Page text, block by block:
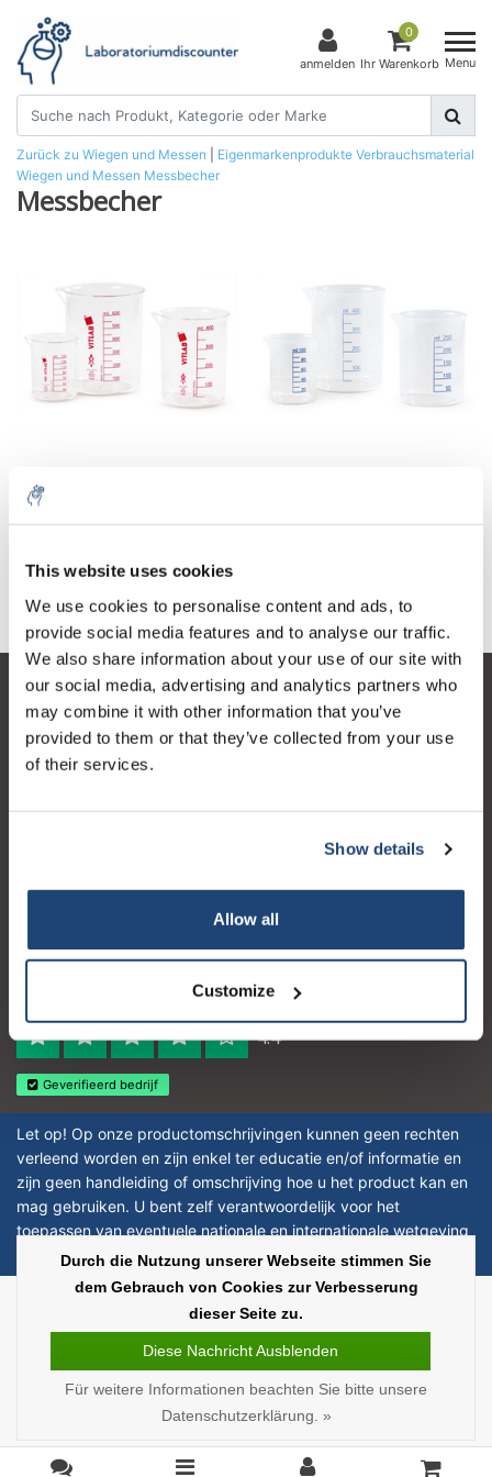
This website uses cookies
We use cookies to personalise content and ads, to
provide social media features and to analyse our traffic.
We also share information about your use of our site with
our social media, advertising and analytics partners who
may combine it with other information that you’ve
provided to them or that they’ve collected from your use
of their services.
Show details
Allow all
Customize
anmelden
0
Ihr Warenkorb Menu
Zurück zu Wiegen und Messen Eigenmarkenprodukte Verbrauchsmaterial
Wiegen und Messen Messbecher
Messbecher
€3,23 exkl. MwSt. €2,89 exkl. MwSt.
Kundendienst
Mein Konto
Logo eigendom van TrustPilot
4.4
Geverifieerd bedrijf
Let op! Op onze productomschrijvingen kunnen geen rechten
verleend worden en zijn enkel ter educatie en/of informatie en
zijn geen handleiding of omschrijving hoe u het product kan en
mag gebruiken. U bent zelf verantwoordelijk voor het
toepassen van eventuele nationale en internationale wetgeving
omtrent het gebruik van chemicaliën.
InStijl Media |
Alle Preise verstehen sich ohne
Durch die Nutzung unserer Webseite stimmen Sie
dem Gebrauch von Cookies zur Verbesserung
dieser Seite zu.
Diese Nachricht Ausblenden
Für weitere Informationen beachten Sie bitte unsere
Datenschutzerklärung. »